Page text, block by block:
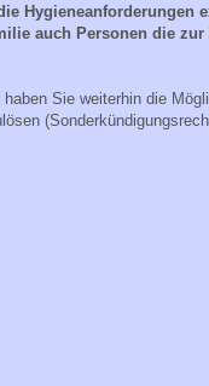
Hygieneanforderungen
auch Personen die
Sie weiterhin die